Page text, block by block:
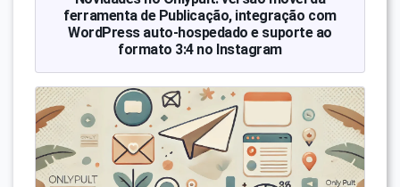
ferramenta de Publicação, integração com
WordPress auto-hospedado e suporte ao
formato 3:4 no Instagram